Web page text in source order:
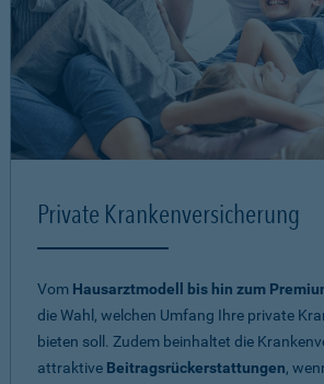
Private Krankenversicherung
Vom Hausarztmodell bis hin zum
die Wahl, welchen Umfang Ihre private
bieten soll. Zudem beinhaltet die
attraktive Beitragsrückerstattungen,